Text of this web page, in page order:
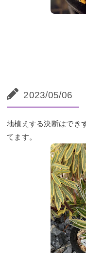
2023/05/06
地植えする決断はでき
てます。